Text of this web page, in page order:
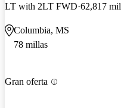
LT with 2LT FWD 62,817
Columbia, MS
78 millas
Gran oferta